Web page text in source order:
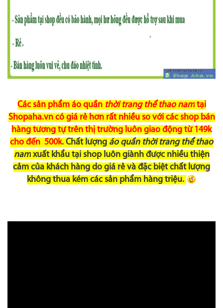
Các sản phẩm áo quần thời trang thể thao namtại
Shopaha.vn có giá rẻ hơn rất nhiều so với các shop bán
hàng tương tự trên thị trường luôn giao động từ 149k
cho đến 500k. Chất lượng áo quần thời trang thể thao
namxuất khẩu tại shop luôn giành được nhiều thiện
cảm của khách hàng do giá rẻ và đặc biệt chất lượng
không thua kém các sản phẩm hàng triệu.